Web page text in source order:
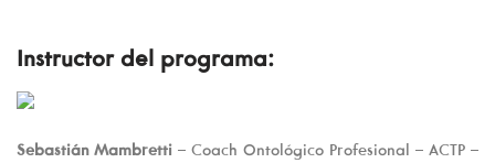
Instructor del programa:
Sebastián Mambretti – Coach Ontológico Profesional – ACTP –